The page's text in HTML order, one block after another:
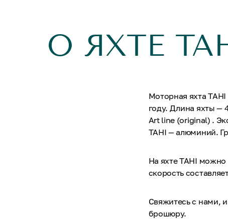
О ЯХТЕ
Моторная яхта
году. Длина яхты —
Art line (original) .
TAHI — алюминий.
На яхте TAHI можно
скорость
Свяжитесь с нами,
брошюру.